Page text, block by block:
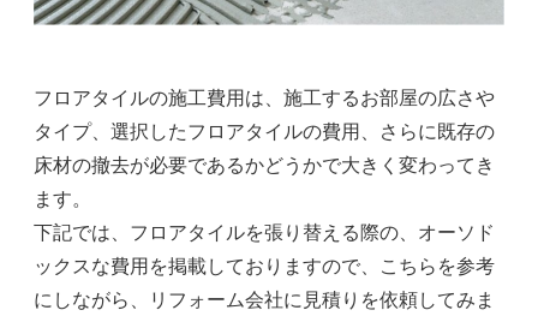
フロアタイルの施工費用は、施工するお部屋の広さや
タイプ、選択したフロアタイルの費用、さらに既存の
床材の撤去が必要であるかどうかで大きく変わってき
ます。
下記では、フロアタイルを張り替える際の、オーソド
ックスな費用を掲載しておりますので、こちらを参考
にしながら、リフォーム会社に見積りを依頼してみま